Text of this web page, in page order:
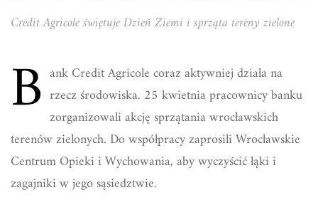
Credit Agricole świętuje Dzień Ziemi i sprząta tereny zielone
B ank Credit Agricole coraz aktywniej działa na
rzecz środowiska. 25 kwietnia pracownicy banku
zorganizowali akcję sprzątania wrocławskich
terenów zielonych. Do współpracy zaprosili Wrocławskie
Centrum Opieki i Wychowania, aby wyczyścić łąki i
zagajniki w jego sąsiedztwie.